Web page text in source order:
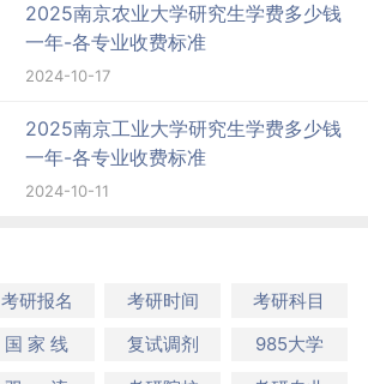
2025南京农业大学研究生学费多少钱
一年-各专业收费标准
2024-10-17
2025南京工业大学研究生学费多少钱
一年-各专业收费标准
2024-10-11
考研报名 考研时间
考研科目
国 家 线 复试调剂
985大学